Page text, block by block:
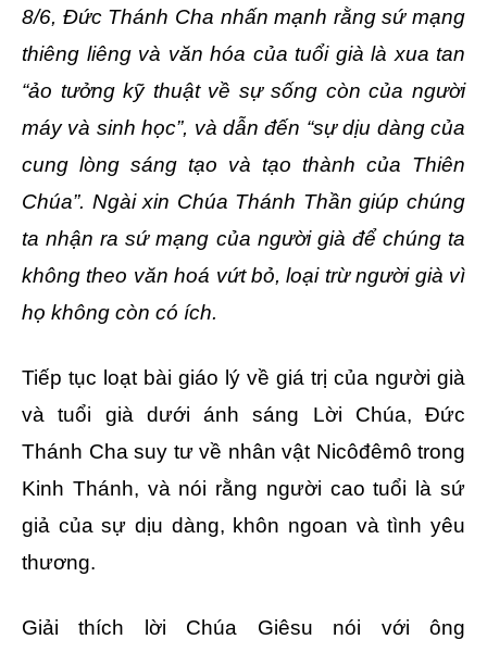
8/6, Đức Thánh Cha nhấn mạnh rằng sứ mạng
thiêng liêng và văn hóa của tuổi già là xua tan
“ảo tưởng kỹ thuật về sự sống còn của người
máy và sinh học”, và dẫn đến “sự dịu dàng của
cung lòng sáng tạo và tạo thành của Thiên
Chúa”. Ngài xin Chúa Thánh Thần giúp chúng
ta nhận ra sứ mạng của người già để chúng ta
không theo văn hoá vứt bỏ, loại trừ người già vì
họ không còn có ích.
Tiếp tục loạt bài giáo lý về giá trị của người già
và tuổi già dưới ánh sáng Lời Chúa, Đức
Thánh Cha suy tư về nhân vật Nicôđêmô trong
Kinh Thánh, và nói rằng người cao tuổi là sứ
giả của sự dịu dàng, khôn ngoan và tình yêu
thương.
Giải thích lời Chúa Giêsu nói với ông